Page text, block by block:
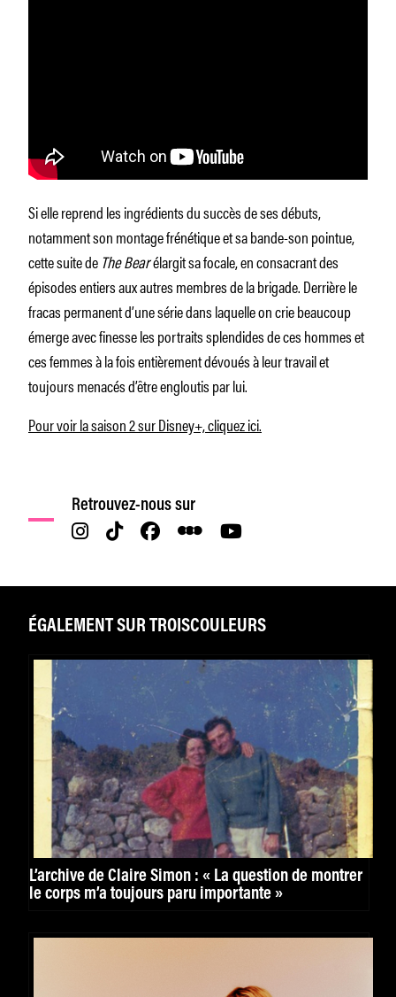
Si elle reprend les ingrédients du succès de ses débuts,
notamment son montage frénétique et sa bande-son pointue,
cette suite de The Bearélargit sa focale, en consacrant des
épisodes entiers aux autres membres de la brigade. Derrière le
fracas permanent d’une série dans laquelle on crie beaucoup
émerge avec finesse les portraits splendides de ces hommes et
ces femmes à la fois entièrement dévoués à leur travail et
toujours menacés d’être engloutis par lui.
Pour voir la saison 2 sur Disney+, cliquez ici.
Retrouvez-nous sur
ÉGALEMENT SUR TROISCOULEURS
L’archive de Claire Simon : « La question de montrer
le corps m’a toujours paru importante »